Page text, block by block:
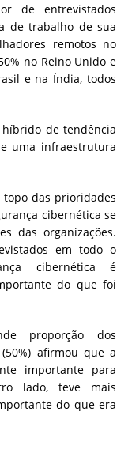
de entrevistados
de trabalho de sua
remotos no
no Reino Unido e
e na Índia, todos
de tendência
uma infraestrutura
topo das prioridades
cibernética se
das organizações.
em todo o
cibernética é
do que foi
proporção dos
(50%) afirmou que a
importante para
lado, teve mais
do que era